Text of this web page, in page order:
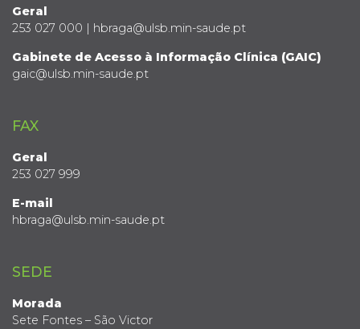
Geral
253 027 000 | hbraga@ulsb.min-saude.pt
Gabinete de Acesso à Informação Clínica (GAIC)
gaic@ulsb.min-saude.pt
FAX
Geral
253 027 999
E-mail
hbraga@ulsb.min-saude.pt
SEDE
Morada
Sete Fontes – São Victor